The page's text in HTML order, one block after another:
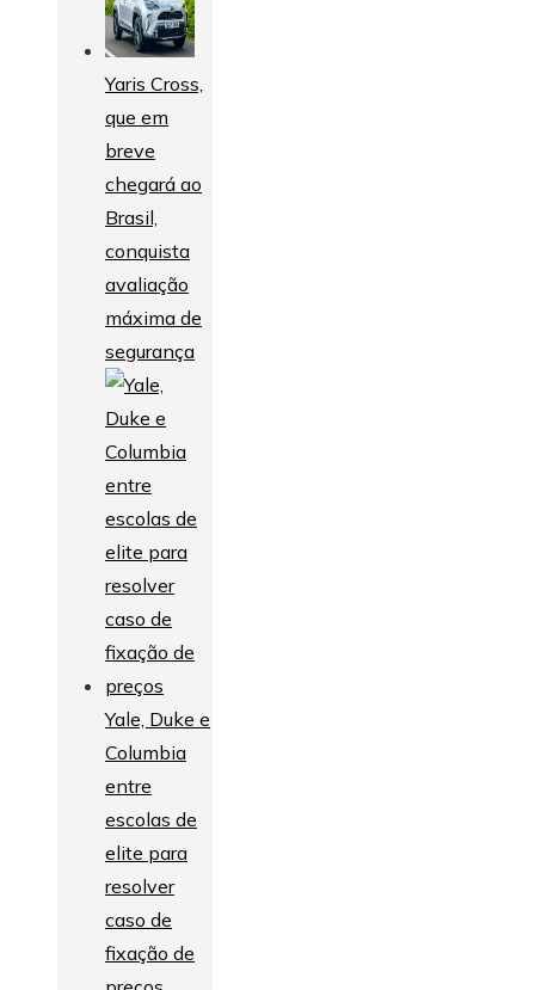
Yaris Cross,
que em
breve
chegará ao
Brasil,
conquista
avaliação
máxima de
segurança
Yale, Duke e
Columbia
entre
escolas de
elite para
resolver
caso de
fixação de